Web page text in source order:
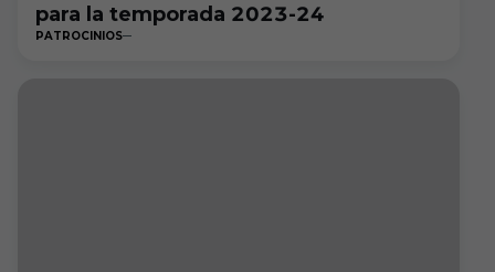
para la temporada 2023-24
PATROCINIOS